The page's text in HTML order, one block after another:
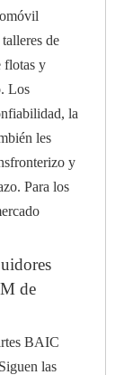
de
flotas y
Los
la
les
y
Para los
de
BAIC
las